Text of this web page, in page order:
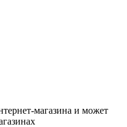
магазина и может